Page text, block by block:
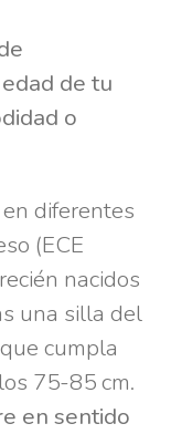
de tu
o
diferentes
(ECE
nacidos
una silla del
cumpla
75-85 cm.
en sentido